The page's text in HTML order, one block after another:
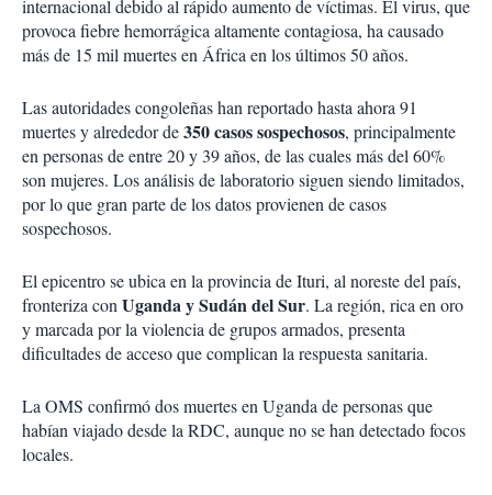
internacional debido al rápido aumento de víctimas. El virus, que
provoca fiebre hemorrágica altamente contagiosa, ha causado
más de 15 mil muertes en África en los últimos 50 años.
Las autoridades congoleñas han reportado hasta ahora 91
muertes y alrededor de350 casos sospechosos, principalmente
en personas de entre 20 y 39 años, de las cuales más del 60%
son mujeres. Los análisis de laboratorio siguen siendo limitados,
por lo que gran parte de los datos provienen de casos
sospechosos.
El epicentro se ubica en la provincia de Ituri, al noreste del país,
fronteriza conUganda y Sudán del Sur. La región, rica en oro
y marcada por la violencia de grupos armados, presenta
dificultades de acceso que complican la respuesta sanitaria.
La OMS confirmó dos muertes en Uganda de personas que
habían viajado desde la RDC, aunque no se han detectado focos
locales.